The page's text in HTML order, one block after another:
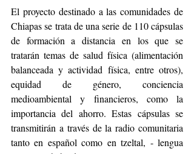
El proyecto destinado a las comunidades de
Chiapas se trata de una serie de 110 cápsulas
de formación a distancia en los que se
tratarán temas de salud física (alimentación
balanceada y actividad física, entre otros),
equidad de género, conciencia
medioambiental y financieros, como la
importancia del ahorro. Estas cápsulas se
transmitirán a través de la radio comunitaria
tanto en español como en tzeltal, - lengua